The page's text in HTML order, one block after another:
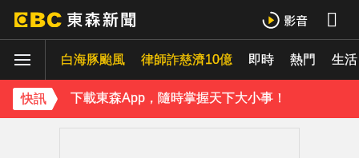
白海豚颱風 律師詐慈濟10億 即時 熱門 生活
快訊
內政部向憲法法庭遞狀 聲請解散統促黨
《理財達人秀》X 安聯投信免費講座報名中！搶先卡位 2027
下載東森App，隨時掌握天下大小事！